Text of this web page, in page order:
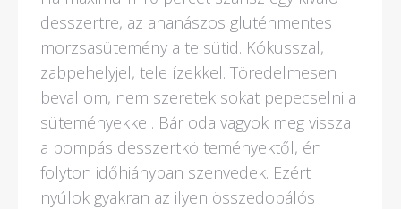
desszertre, az ananászos gluténmentes
morzsasütemény a te sütid. Kókusszal,
zabpehelyjel, tele ízekkel. Töredelmesen
bevallom, nem szeretek sokat pepecselni a
süteményekkel. Bár oda vagyok meg vissza
a pompás desszertkölteményektől, én
folyton időhiányban szenvedek. Ezért
nyúlok gyakran az ilyen összedobálós